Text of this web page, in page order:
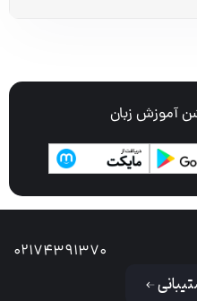
آموزش زبان
02174391370